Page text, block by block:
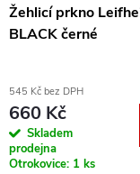
Žehlicí prkno
BLACK černé
545 Kč bez DPH
660 Kč
Skladem
prodejna
Otrokovice: 1 ks